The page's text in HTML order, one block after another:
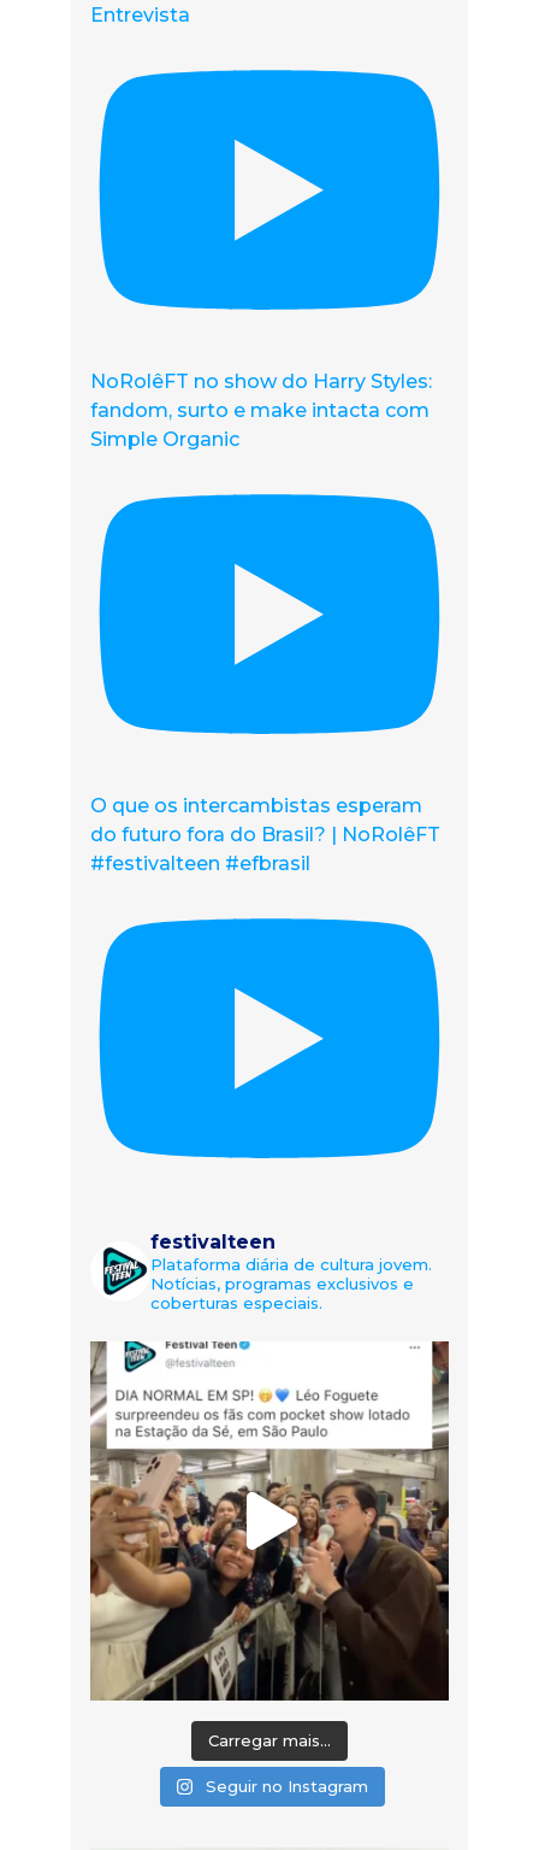
Entrevista
NoRolêFT no show do Harry Styles:
fandom, surto e make intacta com
Simple Organic
O que os intercambistas esperam
do futuro fora do Brasil? | NoRolêFT
#festivalteen #efbrasil
festivalteen
Plataforma diária de cultura jovem.
Notícias, programas exclusivos e
coberturas especiais.
Carregar mais...
Seguir no Instagram